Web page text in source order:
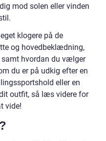
mod solen eller vinden
klogere på de
og hovedbeklædning,
samt hvordan du vælger
du er på udkig efter en
eller en
outfit, så læs videre for
vide!